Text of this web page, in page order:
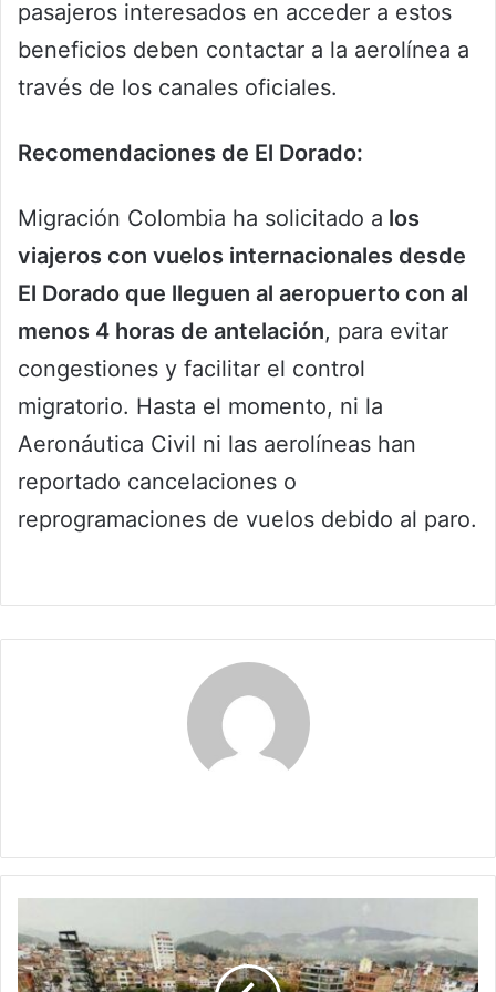
pasajeros interesados en acceder a estos
beneficios deben contactar a la aerolínea a
través de los canales oficiales.
Recomendaciones de El Dorado:
Migración Colombia ha solicitado a los
viajeros con vuelos internacionales desde
El Dorado que lleguen al aeropuerto con al
menos 4 horas de antelación, para evitar
congestiones y facilitar el control
migratorio. Hasta el momento, ni la
Aeronáutica Civil ni las aerolíneas han
reportado cancelaciones o
reprogramaciones de vuelos debido al paro.
de
contingencia
en